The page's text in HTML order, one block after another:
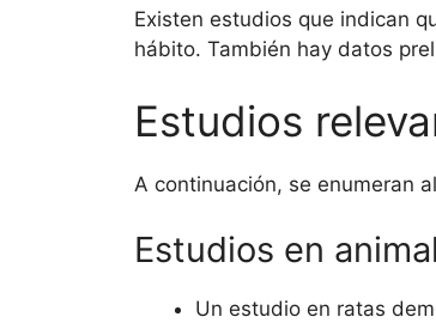
Existen estudios que indican
hábito. También hay datos
Estudios
A continuación, se enumeran
Estudios en
Un estudio en ratas